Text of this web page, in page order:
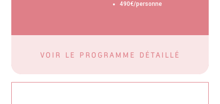
490€/personne
VOIR LE PROGRAMME DÉTAILLÉ